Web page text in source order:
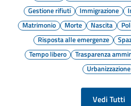
Gestione rifiuti
Immigrazione
Matrimonio
Morte Nascita
Risposta alle emergenze
Tempo libero
Trasparenza
Urbanizzazione
Vedi Tutti